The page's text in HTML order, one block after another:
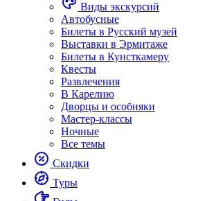
Виды экскурсий
Автобусные
Билеты в Русский музей
Выставки в Эрмитаже
Билеты в Кунсткамеру
Квесты
Развлечения
В Карелию
Дворцы и особняки
Мастер-классы
Ночные
Все темы
Скидки
Туры